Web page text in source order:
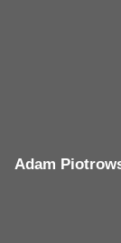
Adam